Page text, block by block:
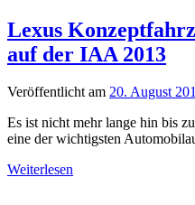
Lexus
auf der IAA 2013
Veröffentlicht am 20. August
Es ist nicht mehr lange hin bis
eine der wichtigsten
Weiterlesen